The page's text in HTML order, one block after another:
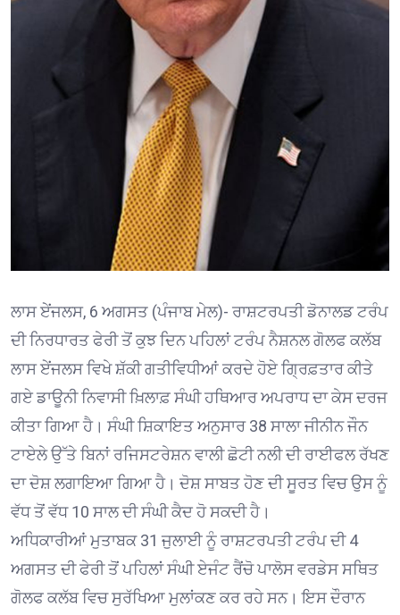
ਲਾਸ ਏਂਜਲਸ, 6 ਅਗਸਤ (ਪੰਜਾਬ ਮੇਲ)- ਰਾਸ਼ਟਰਪਤੀ ਡੋਨਾਲਡ ਟਰੰਪ
ਦੀ ਨਿਰਧਾਰਤ ਫੇਰੀ ਤੋਂ ਕੁਝ ਦਿਨ ਪਹਿਲਾਂ ਟਰੰਪ ਨੈਸ਼ਨਲ ਗੋਲਫ ਕਲੱਬ
ਲਾਸ ਏਂਜਲਸ ਵਿਖੇ ਸ਼ੱਕੀ ਗਤੀਵਿਧੀਆਂ ਕਰਦੇ ਹੋਏ ਗ੍ਰਿਫ਼ਤਾਰ ਕੀਤੇ
ਗਏ ਡਾਊਨੀ ਨਿਵਾਸੀ ਖ਼ਿਲਾਫ਼ ਸੰਘੀ ਹਥਿਆਰ ਅਪਰਾਧ ਦਾ ਕੇਸ ਦਰਜ
ਕੀਤਾ ਗਿਆ ਹੈ। ਸੰਘੀ ਸ਼ਿਕਾਇਤ ਅਨੁਸਾਰ 38 ਸਾਲਾ ਜੀਨੀਨ ਜੌਨ
ਟਾਏਲੇ ਉੱਤੇ ਬਿਨਾਂ ਰਜਿਸਟਰੇਸ਼ਨ ਵਾਲੀ ਛੋਟੀ ਨਲੀ ਦੀ ਰਾਈਫਲ ਰੱਖਣ
ਦਾ ਦੋਸ਼ ਲਗਾਇਆ ਗਿਆ ਹੈ। ਦੋਸ਼ ਸਾਬਤ ਹੋਣ ਦੀ ਸੂਰਤ ਵਿਚ ਉਸ ਨੂੰ
ਵੱਧ ਤੋਂ ਵੱਧ 10 ਸਾਲ ਦੀ ਸੰਘੀ ਕੈਦ ਹੋ ਸਕਦੀ ਹੈ।
ਅਧਿਕਾਰੀਆਂ ਮੁਤਾਬਕ 31 ਜੁਲਾਈ ਨੂੰ ਰਾਸ਼ਟਰਪਤੀ ਟਰੰਪ ਦੀ 4
ਅਗਸਤ ਦੀ ਫੇਰੀ ਤੋਂ ਪਹਿਲਾਂ ਸੰਘੀ ਏਜੰਟ ਰੈਂਚੋ ਪਾਲੋਸ ਵਰਡੇਸ ਸਥਿਤ
ਗੋਲਫ ਕਲੱਬ ਵਿਚ ਸੁਰੱਖਿਆ ਮੁਲਾਂਕਣ ਕਰ ਰਹੇ ਸਨ। ਇਸ ਦੌਰਾਨ